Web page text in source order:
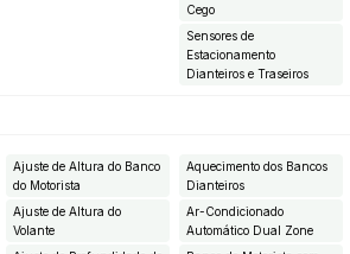
Cego
Sensores de
Estacionamento
Dianteiros e Traseiros
Ajuste de Altura do Banco
do Motorista
Ajuste de Altura do
Volante
Aquecimento dos Bancos
Dianteiros
Ar-Condicionado
Automático Dual Zone